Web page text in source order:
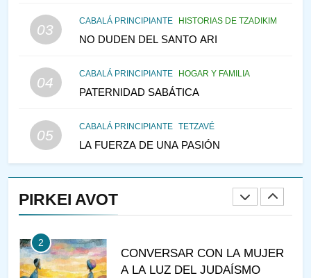
03
CABALÁ PRINCIPIANTE HISTORIAS DE TZADIKIM
NO DUDEN DEL SANTO ARI
04
CABALÁ PRINCIPIANTE HOGAR Y FAMILIA
PATERNIDAD SABÁTICA
05
CABALÁ PRINCIPIANTE TETZAVÉ
LA FUERZA DE UNA PASIÓN
PIRKEI AVOT
VEAMOS ¿POR QUÉ
IEHOSHÚA? Y LA QUEJA DE
1
RAZI ¿QUIÉN ES SABIO?
2
CONVERSAR CON LA MUJER
A LA LUZ DEL JUDAÍSMO